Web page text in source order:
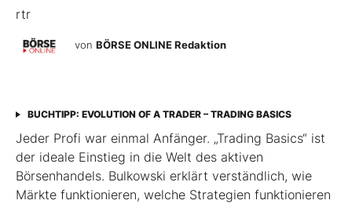
rtr
von BÖRSE ONLINE Redaktion
BUCHTIPP: EVOLUTION OF A TRADER – TRADING BASICS
Jeder Profi war einmal Anfänger. „Trading Basics“ ist
der ideale Einstieg in die Welt des aktiven
Börsenhandels. Bulkowski erklärt verständlich, wie
Märkte funktionieren, welche Strategien funktionieren